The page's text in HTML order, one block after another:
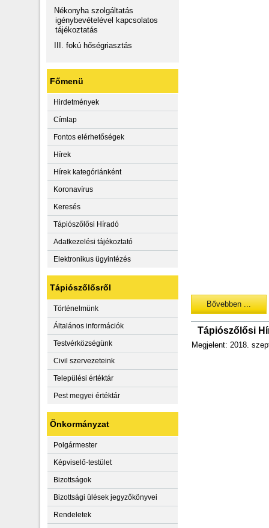
Nékonyha szolgáltatás
igénybevételével kapcsolatos
tájékoztatás
III. fokú hőségriasztás
Főmenü
Hirdetmények
Címlap
Fontos elérhetőségek
Hírek
Hírek kategóriánként
Koronavírus
Keresés
Tápiószőlősi Híradó
Adatkezelési tájékoztató
Elektronikus ügyintézés
Tápiószőlősről
Történelmünk
Általános információk
Testvérközségünk
Civil szervezeteink
Települési értéktár
Pest megyei értéktár
Önkormányzat
Polgármester
Képviselő-testület
Bizottságok
Bizottsági ülések jegyzőkönyvei
Rendeletek
Bővebben ...
Tápiószőlősi
Megjelent: 2018.